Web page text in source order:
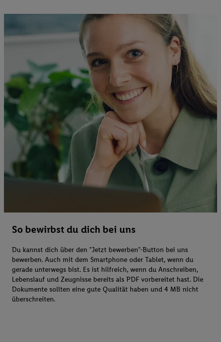
So bewirbst du dich bei uns
Du kannst dich über den "Jetzt bewerben"-Button bei uns
bewerben. Auch mit dem Smartphone oder Tablet, wenn du
gerade unterwegs bist. Es ist hilfreich, wenn du Anschreiben,
Lebenslauf und Zeugnisse bereits als PDF vorbereitet hast. Die
Dokumente sollten eine gute Qualität haben und 4 MB nicht
überschreiten.